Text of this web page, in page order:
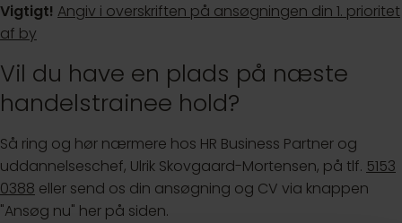
Vigtigt! Angiv i overskriften på ansøgningen din 1. prioritet
af by
Vil du have en plads på næste
handelstrainee hold?
Så ring og hør nærmere hos HR Business Partner og
uddannelseschef, Ulrik Skovgaard-Mortensen, på tlf. 5153
0388 eller send os din ansøgning og CV via knappen
"Ansøg nu" her på siden.